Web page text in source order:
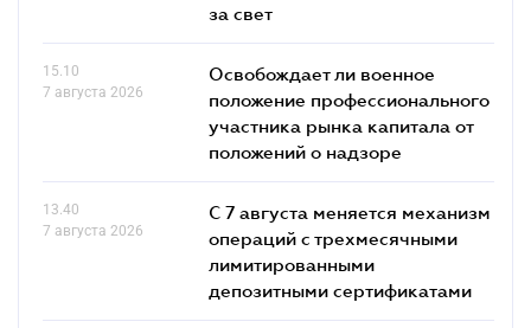
за свет
15.10
7 августа 2026
Освобождает ли военное
положение профессионального
участника рынка капитала от
положений о надзоре
13.40
7 августа 2026
С 7 августа меняется механизм
операций с трехмесячными
лимитированными
депозитными сертификатами